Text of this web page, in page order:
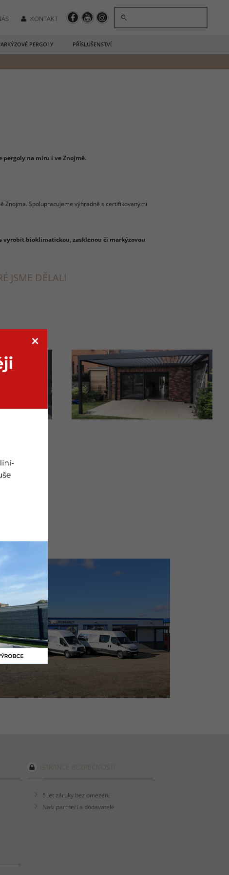
KONTAKT
PERGOLY PŘÍSLUŠENSTVÍ
pergoly na míru i ve Znojmě.
Znojma. Spolupracujeme výhradně s certifikovanými
vyrobit bioklimatickou, zasklenou či markýzovou
JSME DĚLALI
GARANCE BEZPEČNOSTI
5 let záruky bez omezení
Naši partneři a dodavatelé